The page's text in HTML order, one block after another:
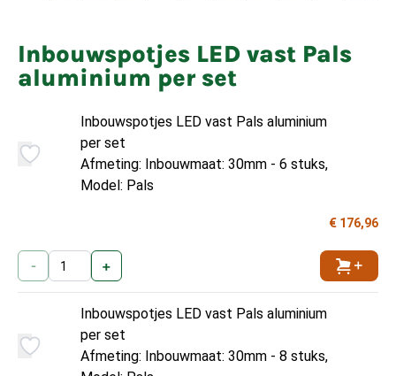
Inbouwspotjes LED vast Pals
aluminium per set
Inbouwspotjes LED vast Pals aluminium
per set
Afmeting: Inbouwmaat: 30mm - 6 stuks,
Model: Pals
€ 176,96
- +
Inbouwspotjes LED vast Pals aluminium
per set
Afmeting: Inbouwmaat: 30mm - 8 stuks,